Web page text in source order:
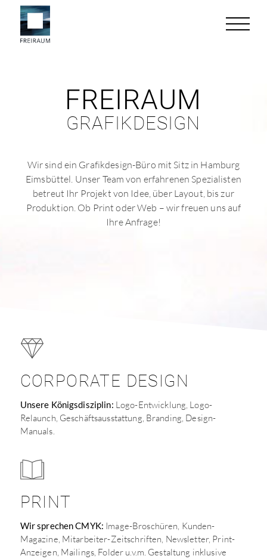
FREIRAUM
GRAFIKDESIGN
Wir sind ein Grafikdesign-Büro mit Sitz in Hamburg
Eimsbüttel. Unser Team von erfahrenen Spezialisten
betreut Ihr Projekt von Idee, über Layout, bis zur
Produktion. Ob Print oder Web – wir freuen uns auf
Ihre Anfrage!
CORPORATE DESIGN
Unsere Königsdisziplin: Logo-Entwicklung, Logo-
Relaunch, Geschäftsausstattung, Branding, Design-
Manuals.
PRINT
Wir sprechen CMYK: Image-Broschüren, Kunden-
Magazine, Mitarbeiter-Zeitschriften, Newsletter, Print-
Anzeigen, Mailings, Folder u.v.m. Gestaltung inklusive